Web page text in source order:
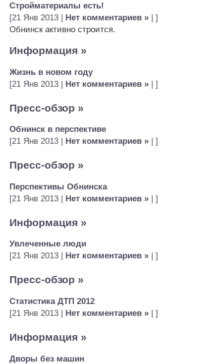
Стройматериалы есть!
[21 Янв 2013 |
Нет комментариев » | ]
Обнинск активно строится.
Информация »
Жизнь в новом году
[21 Янв 2013 | Нет комментариев » | ]
Пресс-обзор »
Обнинск в перспективе
[21 Янв 2013 |
Нет комментариев » | ]
Пресс-обзор »
Перспективы Обнинска
[21 Янв 2013 | Нет комментариев » | ]
Информация »
Увлеченные люди
[21 Янв 2013 |
Нет комментариев » | ]
Пресс-обзор »
Статистика ДТП 2012
[21 Янв 2013 | Нет комментариев » | ]
Информация »
Дворы без машин